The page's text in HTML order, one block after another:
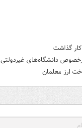
کار گذاشت
دانشگاه‌های غیردولتی